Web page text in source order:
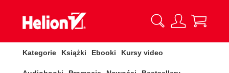
Kategorie Książki Ebooki Kursy video